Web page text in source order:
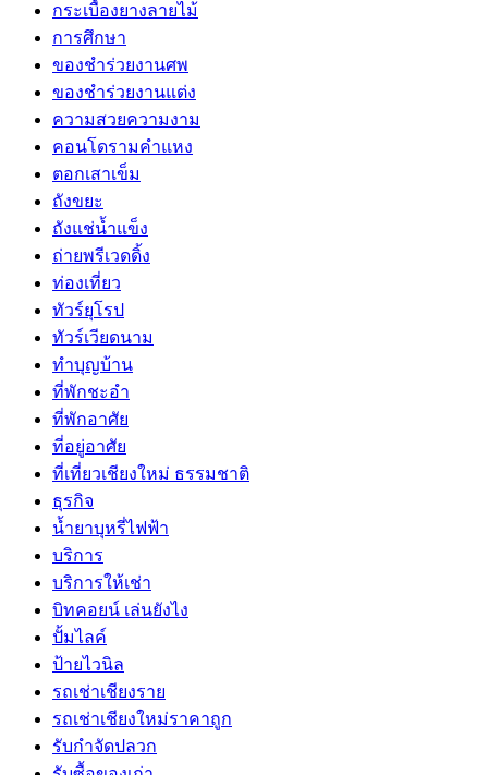
กระเบื้องยางลายไม้
การศึกษา
ของชำร่วยงานศพ
ของชำร่วยงานแต่ง
ความสวยความงาม
คอนโดรามคำแหง
ตอกเสาเข็ม
ถังขยะ
ถังแช่น้ำแข็ง
ถ่ายพรีเวดดิ้ง
ท่องเที่ยว
ทัวร์ยุโรป
ทัวร์เวียดนาม
ทำบุญบ้าน
ที่พักชะอำ
ที่พักอาศัย
ที่อยู่อาศัย
ที่เที่ยวเชียงใหม่ ธรรมชาติ
ธุรกิจ
น้ำยาบุหรี่ไฟฟ้า
บริการ
บริการให้เช่า
บิทคอยน์ เล่นยังไง
ปั้มไลค์
ป้ายไวนิล
รถเช่าเชียงราย
รถเช่าเชียงใหม่ราคาถูก
รับกำจัดปลวก